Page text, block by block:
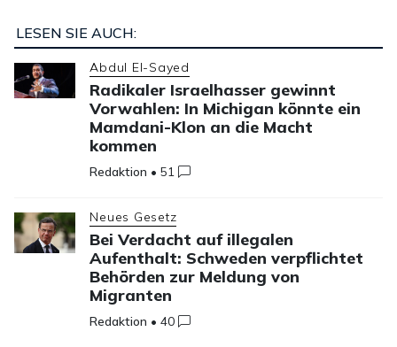
LESEN SIE AUCH:
Abdul El-Sayed
Radikaler Israelhasser gewinnt
Vorwahlen: In Michigan könnte ein
Mamdani-Klon an die Macht
kommen
Redaktion •51
Neues Gesetz
Bei Verdacht auf illegalen
Aufenthalt: Schweden verpflichtet
Behörden zur Meldung von
Migranten
Redaktion •40